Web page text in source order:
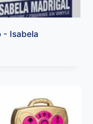
- Isabela